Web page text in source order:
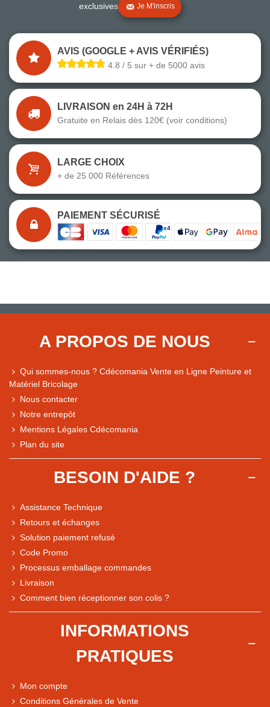
Comparaison des performances du magasin
Express, Chez vous, Point relais, Retrait magasin
exclusives
Je M'inscris
AVIS (GOOGLE + AVIS VÉRIFIÉS)
4.8 / 5 sur + de 5000 avis
LIVRAISON en 24H à 72H
Gratuite en Relais dès 120€ (voir conditions)
LARGE CHOIX
+ de 25 000 Références
PAIEMENT SÉCURISÉ
A PROPOS DE NOUS
Qui sommes-nous ? Cdécomania Vente en Ligne Peinture et
Matériel Bricolage
Nous contacter
Notre entrepôt
Mentions Légales Cdécomania
Plan du site
BESOIN D'AIDE ?
Assistance Technique
Retours et échanges
Solution paiement refusé
Code Promo
Processus emballage commandes
Livraison
Comment bien réceptionner son colis ?
INFORMATIONS
PRATIQUES
Mon compte
Conditions Générales de Vente